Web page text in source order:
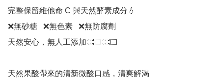
完整保留維他命 C 與天然酵素成分💧
❌無砂糖   ❌無色素   ❌無防腐劑
天然安心，無人工添加👏🏻👏🏻
天然果酸帶來的清新微酸口感，清爽解渴